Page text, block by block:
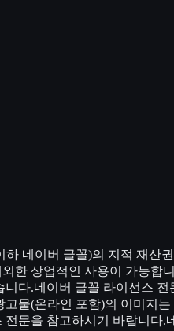
네이버 글꼴)의 지적 재
한 상업적인 사용이 가능
다.네이버 글꼴 라이선스
물(온라인 포함)의 이미지
문을 참고하시기 바랍니